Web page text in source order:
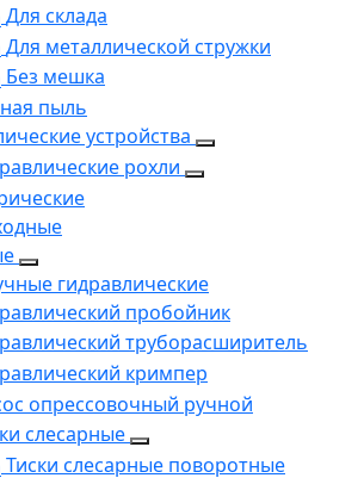
Для склада
Для металлической стружки
Без мешка
пыль
устройства
рохли
гидравлические
пробойник
труборасширитель
кримпер
опрессовочный ручной
слесарные
Тиски слесарные поворотные